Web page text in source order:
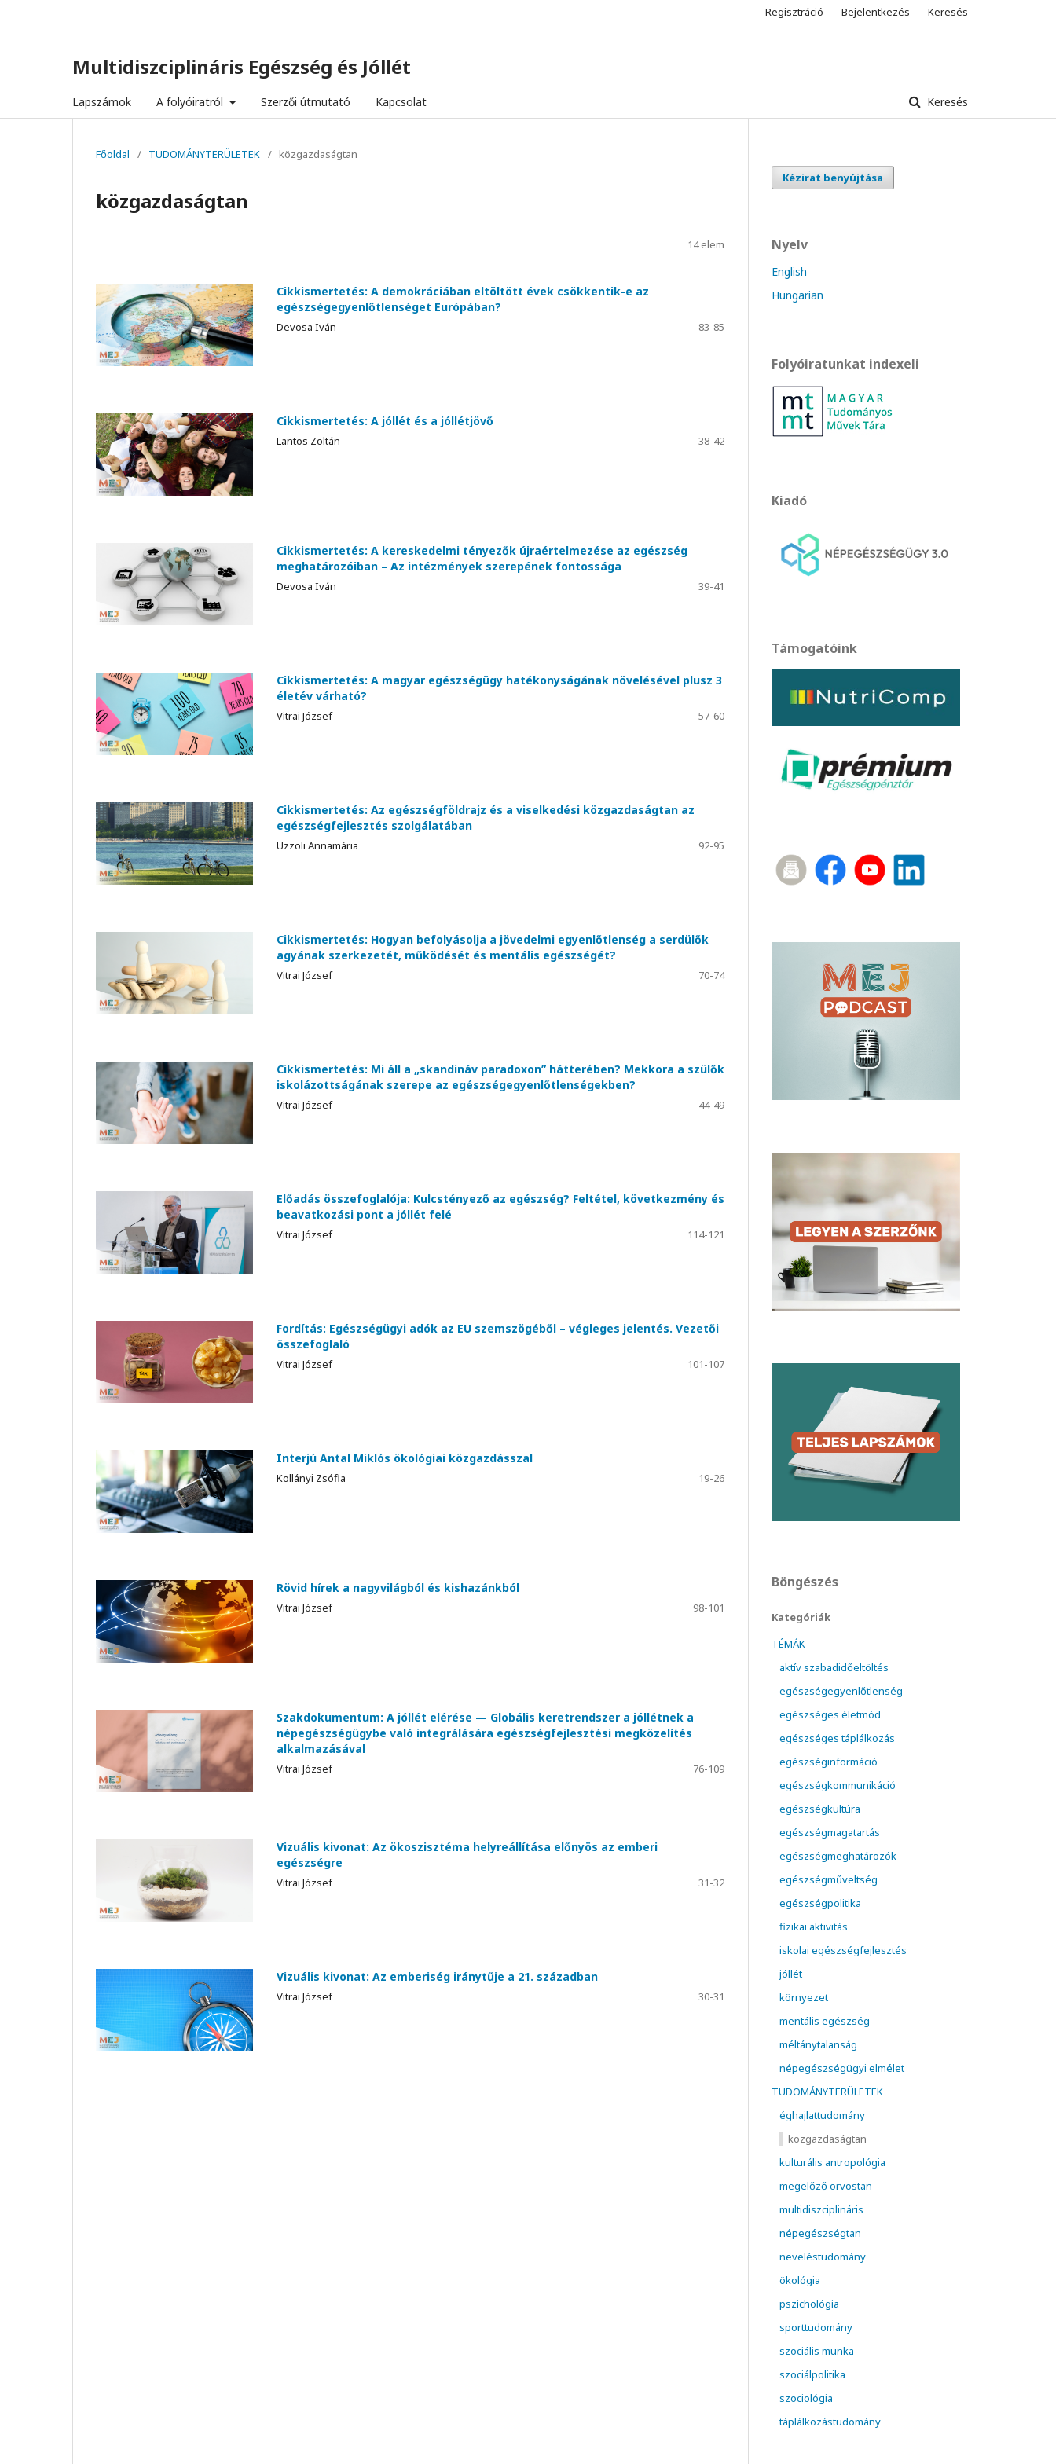
Multidiszciplináris Egészség és Jóllét
Lapszámok A folyóiratról Szerzői útmutató Kapcsolat Keresés
Regisztráció Bejelentkezés Keresés
Főoldal / TUDOMÁNYTERÜLETEK / közgazdaságtan
közgazdaságtan
14 elem
Cikkismertetés: A demokráciában eltöltött évek csökkentik-e az
egészségegyenlőtlenséget Európában?
Devosa Iván 83-85
Cikkismertetés: A jóllét és a jóllétjövő
Lantos Zoltán 38-42
Cikkismertetés: A kereskedelmi tényezők újraértelmezése az egészség
meghatározóiban – Az intézmények szerepének fontossága
Devosa Iván 39-41
Cikkismertetés: A magyar egészségügy hatékonyságának növelésével plusz 3
életév várható?
Vitrai József 57-60
Cikkismertetés: Az egészségföldrajz és a viselkedési közgazdaságtan az
egészségfejlesztés szolgálatában
Uzzoli Annamária 92-95
Cikkismertetés: Hogyan befolyásolja a jövedelmi egyenlőtlenség a serdülők
agyának szerkezetét, működését és mentális egészségét?
Vitrai József 70-74
Cikkismertetés: Mi áll a „skandináv paradoxon” hátterében? Mekkora a szülők
iskolázottságának szerepe az egészségegyenlőtlenségekben?
Vitrai József 44-49
Előadás összefoglalója: Kulcstényező az egészség? Feltétel, következmény és
beavatkozási pont a jóllét felé
Vitrai József 114-121
Fordítás: Egészségügyi adók az EU szemszögéből – végleges jelentés. Vezetői
összefoglaló
Vitrai József 101-107
Interjú Antal Miklós ökológiai közgazdásszal
Kollányi Zsófia 19-26
Rövid hírek a nagyvilágból és kishazánkból
Vitrai József 98-101
Szakdokumentum: A jóllét elérése — Globális keretrendszer a jóllétnek a
népegészségügybe való integrálására egészségfejlesztési megközelítés
alkalmazásával
Vitrai József 76-109
Vizuális kivonat: Az ökoszisztéma helyreállítása előnyös az emberi
egészségre
Vitrai József 31-32
Vizuális kivonat: Az emberiség iránytűje a 21. században
Vitrai József 30-31
Kézirat benyújtása
Nyelv
English
Hungarian
Folyóiratunkat indexeli
Kiadó
Támogatóink
Böngészés
Kategóriák
TÉMÁK
aktív szabadidőeltöltés
egészségegyenlőtlenség
egészséges életmód
egészséges táplálkozás
egészséginformáció
egészségkommunikáció
egészségkultúra
egészségmagatartás
egészségmeghatározók
egészségműveltség
egészségpolitika
fizikai aktivitás
iskolai egészségfejlesztés
jóllét
környezet
mentális egészség
méltánytalanság
népegészségügyi elmélet
TUDOMÁNYTERÜLETEK
éghajlattudomány
közgazdaságtan
kulturális antropológia
megelőző orvostan
multidiszciplináris
népegészségtan
neveléstudomány
ökológia
pszichológia
sporttudomány
szociális munka
szociálpolitika
szociológia
táplálkozástudomány